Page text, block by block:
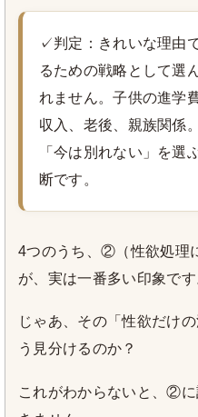
✓判定：きれいな理由
るための戦略として選
れません。子供の進学
収入、老後、親族関係
「今は別れない」を選
断です。
4つのうち、②（性欲処理
が、実は一番多い印象です
じゃあ、その「性欲だけ
う見分けるのか？
これがわからないと、②